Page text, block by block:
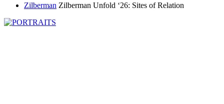
Zilberman Zilberman Unfold ‘26: Sites of Relation